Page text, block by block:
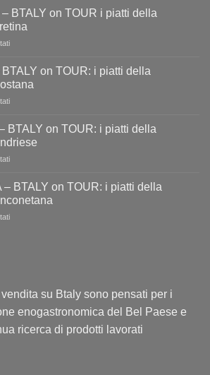
BTALY on TOUR i piatti della
su
AREZZO
BTALY
on
i
piatti
tradizione
BTALY on TOUR: i piatti della
su
AOSTA
–
BTALY
on
piatti
tradizione
BTALY on TOUR: i piatti della
su
ANDRIA
BTALY
on
Andriese
– BTALY on TOUR: i piatti della
su
TOUR:
i
piatti
della
tradizione
vendita su Btaly sono pensati per i
enogastronomica del Bel Paese e
ricerca di prodotti lavorati